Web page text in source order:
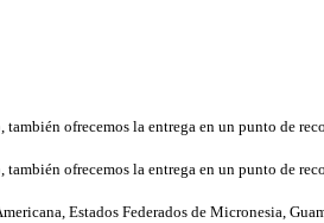
ofrecemos la entrega en un punto de
ofrecemos la entrega en un punto de
Estados Federados de Micronesia,